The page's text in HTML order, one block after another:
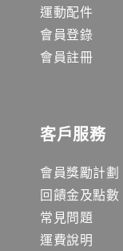
運動配件
會員登錄
會員註冊
客戶服務
會員獎勵計劃
回饋金及點數
常見問題
運費說明